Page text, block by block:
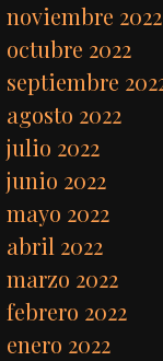
noviembre 2022
octubre 2022
septiembre
agosto 2022
julio 2022
junio 2022
mayo 2022
abril 2022
marzo 2022
febrero 2022
enero 2022